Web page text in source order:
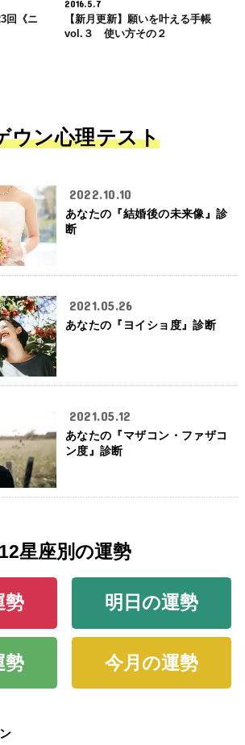
回《ニ
2016.5.7
【新月更新】願いを叶える手帳
vol.３ 使い方その２
ウン心理テスト
2022.10.10
あなたの『結婚後の未来像』診
断
2021.05.26
あなたの『ヨイショ度』診断
2021.05.12
あなたの『マザコン・ファザコ
ン度』診断
12星座別の運勢
勢 明日の運勢
勢 今月の運勢